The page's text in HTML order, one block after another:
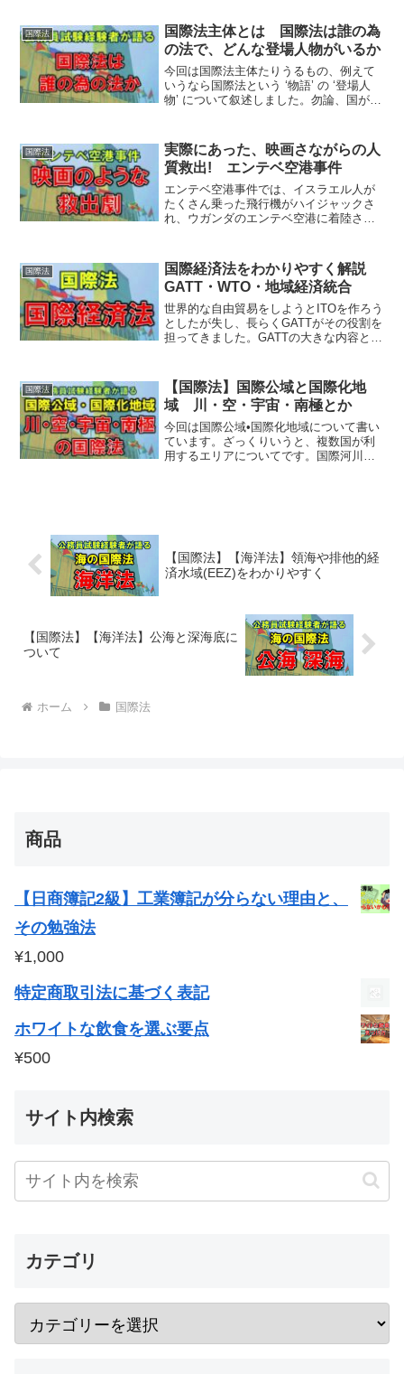
も集団的自衛権によって反撃できます。
武力紛争法は敵対行為実施に関するヘー
グルールと、戦争犠牲者保護に関するジ
ュネーブルールに分かれます。中立国に
は避止義務、防止義務、黙認義務があり
ます。核兵器の威嚇•使用は、国際人道法
に一般的には反しますが、自衛の極端な
弁務官事務所が定義するマンデート難民
がありますが、難民認定権は各国にあ
り、マンデート難民と各国が認定した難
民とに食い違いが生じる事があります。
難民には最低限の生活待遇をさせなけれ
ばなりません。生命や自由の危害が生じ
には、公益の原則、無差別の原則、補償
の原則を規定した収用3原則があり、補償
の原則では十分な、実行的な、迅速な補
償を規定したハル3原則があります。
国際法
国際法主体とは 国際法は誰の為
の法で、どんな登場人物がいるか
今回は国際法主体たりうるもの、例えて
いうなら国際法という ‘物語’ の ‘登場人
物’ について叙述しました。勿論、国が主
府、民族解放団体、国際組織が国際法主
体たりえます。個人は国際法主体とはな
り難いです。
国際法
実際にあった、映画さながらの人
質救出! エンテベ空港事件
エンテベ空港事件では、イスラエル人が
たくさん乗った飛行機がハイジャックさ
れ、ウガンダのエンテベ空港に着陸させ
組織します。イスラエルはエンテベ空港
を強襲し、わずか53分の内に人質の殆ど
を救出するという、映画のような事をや
ってのけました。国際法的には「在外自
国民救出活動」とよばれます。イスラエ
ルは自衛権の行使と主張していますが、
学説上は自衛権ではないとする説が有力
国際法
国際経済法をわかりやすく解説
GATT・WTO・地域経済統合
世界的な自由貿易をしようとITOを作ろう
としたが失し、長らくGATTがその役割を
担ってきました。GATTの大きな内容とし
あり、特に数量制限は禁止されます。
GATTの問題を解消してできたWTOに
は、附属書1~4までがあり、附属書1には
更にGATT、GATS、TRIPsがあります。
WTOの紛争解決手続きはパネルと上級委
員会の2審制です。地域経済統合には関税
国際法
【国際法】国際公域と国際化地
域 川・空・宇宙・南極とか
今回は国際公域•国際化地域について書い
ています。ざっくりいうと、複数国が利
用するエリアについてです。国際河川、
【国際法】【海洋法】領海や排他的経
済水域(EEZ)をわかりやすく
【国際法】【海洋法】公海と深海底に
ついて
ホーム 国際法
商品
【日商簿記2級】工業簿記が分らない理由と、
その勉強法
¥1,000
特定商取引法に基づく表記
ホワイトな飲食を選ぶ要点
¥500
サイト内検索
カテゴリ